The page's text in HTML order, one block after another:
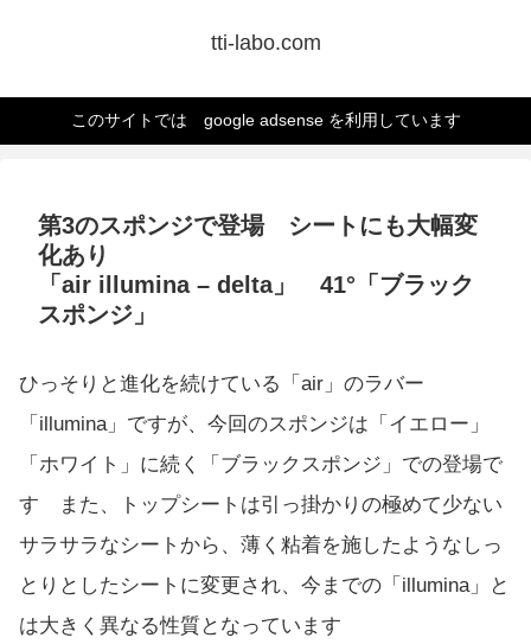
tti-labo.com
このサイトでは google adsense を利用しています
第3のスポンジで登場 シートにも大幅変
化あり
「air illumina – delta」 41°「ブラック
スポンジ」
ひっそりと進化を続けている「air」のラバー
「illumina」ですが、今回のスポンジは「イエロー」
「ホワイト」に続く「ブラックスポンジ」での登場で
す また、トップシートは引っ掛かりの極めて少ない
サラサラなシートから、薄く粘着を施したようなしっ
とりとしたシートに変更され、今までの「illumina」と
は大きく異なる性質となっています